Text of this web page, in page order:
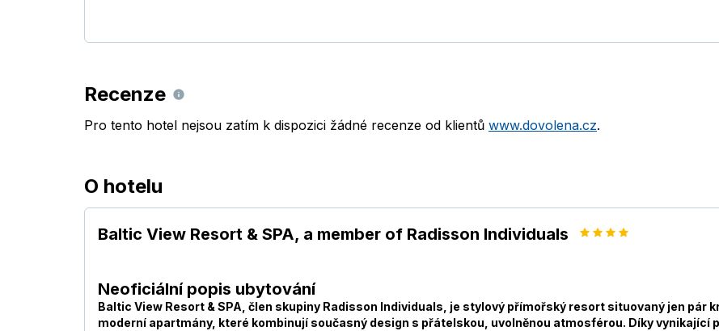
Recenze
Pro tento hotel nejsou zatím k dispozici žádné recenze od klientů www.dovolena.cz.
O hotelu
Baltic View Resort & SPA, a member of Radisson Individuals
Neoficiální popis ubytování
Baltic View Resort & SPA, člen skupiny Radisson Individuals, je stylový přímořský resort situovaný jen pár
moderní apartmány, které kombinují současný design s přátelskou, uvolněnou atmosférou. Díky vynikající